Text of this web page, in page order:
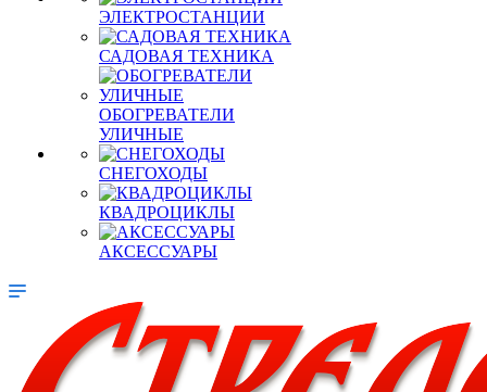
ЭЛЕКТРОСТАНЦИИ
САДОВАЯ ТЕХНИКА
ОБОГРЕВАТЕЛИ
УЛИЧНЫЕ
СНЕГОХОДЫ
КВАДРОЦИКЛЫ
АКСЕССУАРЫ